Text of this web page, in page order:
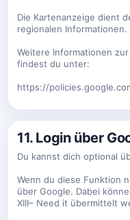
Die Kartenanzeige dient
regionalen Informationen.
Weitere Informationen
findest du unter:
https://
11. Login über
Du kannst dich optional
Wenn du diese Funktion
über Google. Dabei
XIII– Need it übermittelt